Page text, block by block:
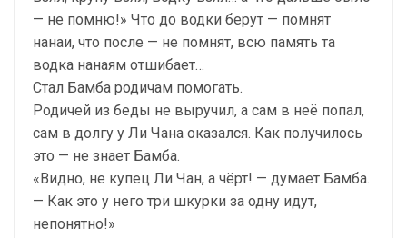
— не помню!» Что до водки берут — помнят
нанаи, что после — не помнят, всю память та
водка нанаям отшибает…
Стал Бамба родичам помогать.
Родичей из беды не выручил, а сам в неё попал,
сам в долгу у Ли Чана оказался. Как получилось
это — не знает Бамба.
«Видно, не купец Ли Чан, а чёрт! — думает Бамба.
— Как это у него три шкурки за одну идут,
непонятно!»